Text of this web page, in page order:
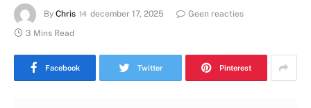
By Chris december 17, 2025
Geen reacties
3 Mins Read
Facebook Twitter Pinterest